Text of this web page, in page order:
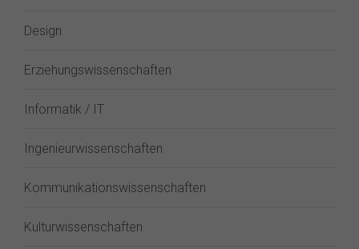
Design
Erziehungswissenschaften
Informatik / IT
Ingenieurwissenschaften
Kommunikationswissenschaften
Kulturwissenschaften